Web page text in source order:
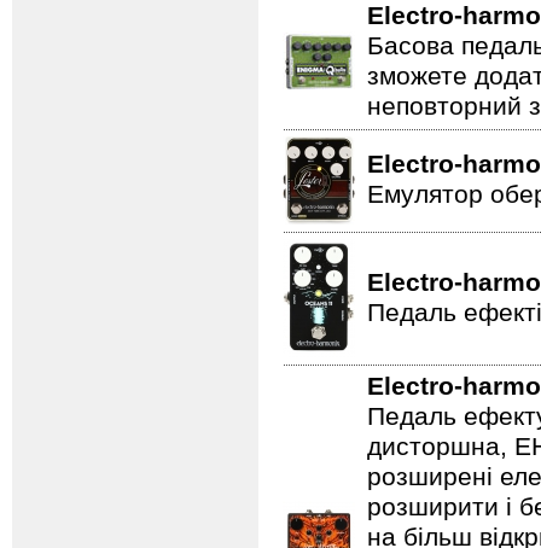
Electro-
Басова
зможете
неповторний
Electro-
Емулятор
Electro-
Педаль
Electro-
Педаль
дисторшна,
розширені
розширити і
на більш